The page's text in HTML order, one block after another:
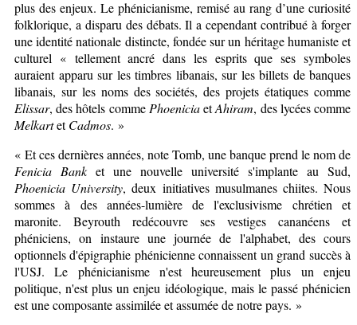
plus des enjeux. Le phénicianisme, remisé au rang d’une curiosité
folklorique, a disparu des débats. Il a cependant contribué à forger
une identité nationale distincte, fondée sur un héritage humaniste et
culturel « tellement ancré dans les esprits que ses symboles
auraient apparu sur les timbres libanais, sur les billets de banques
libanais, sur les noms des sociétés, des projets étatiques comme
Elissar, des hôtels commePhoeniciaetAhiram, des lycées comme
MelkartetCadmos. »
« Et ces dernières années, note Tomb, une banque prend le nom de
Fenicia Bank et une nouvelle université s'implante au Sud,
Phoenicia University, deux initiatives musulmanes chiites. Nous
sommes à des années-lumière de l'exclusivisme chrétien et
maronite. Beyrouth redécouvre ses vestiges cananéens et
phéniciens, on instaure une journée de l'alphabet, des cours
optionnels d'épigraphie phénicienne connaissent un grand succès à
l'USJ. Le phénicianisme n'est heureusement plus un enjeu
politique, n'est plus un enjeu idéologique, mais le passé phénicien
est une composante assimilée et assumée de notre pays. »